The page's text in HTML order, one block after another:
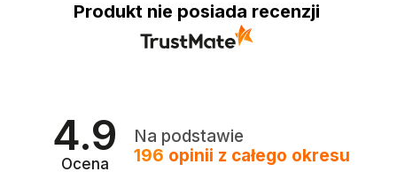
Produkt nie posiada recenzji
4.9
Ocena
Na podstawie
196 opinii z całego okresu